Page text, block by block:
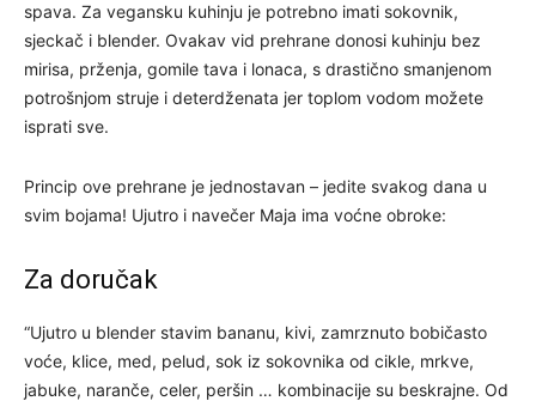
spava. Za vegansku kuhinju je potrebno imati sokovnik,
sjeckač i blender. Ovakav vid prehrane donosi kuhinju bez
mirisa, prženja, gomile tava i lonaca, s drastično smanjenom
potrošnjom struje i deterdženata jer toplom vodom možete
isprati sve.
Princip ove prehrane je jednostavan – jedite svakog dana u
svim bojama! Ujutro i navečer Maja ima voćne obroke:
Za doručak
“Ujutro u blender stavim bananu, kivi, zamrznuto bobičasto
voće, klice, med, pelud, sok iz sokovnika od cikle, mrkve,
jabuke, naranče, celer, peršin … kombinacije su beskrajne. Od